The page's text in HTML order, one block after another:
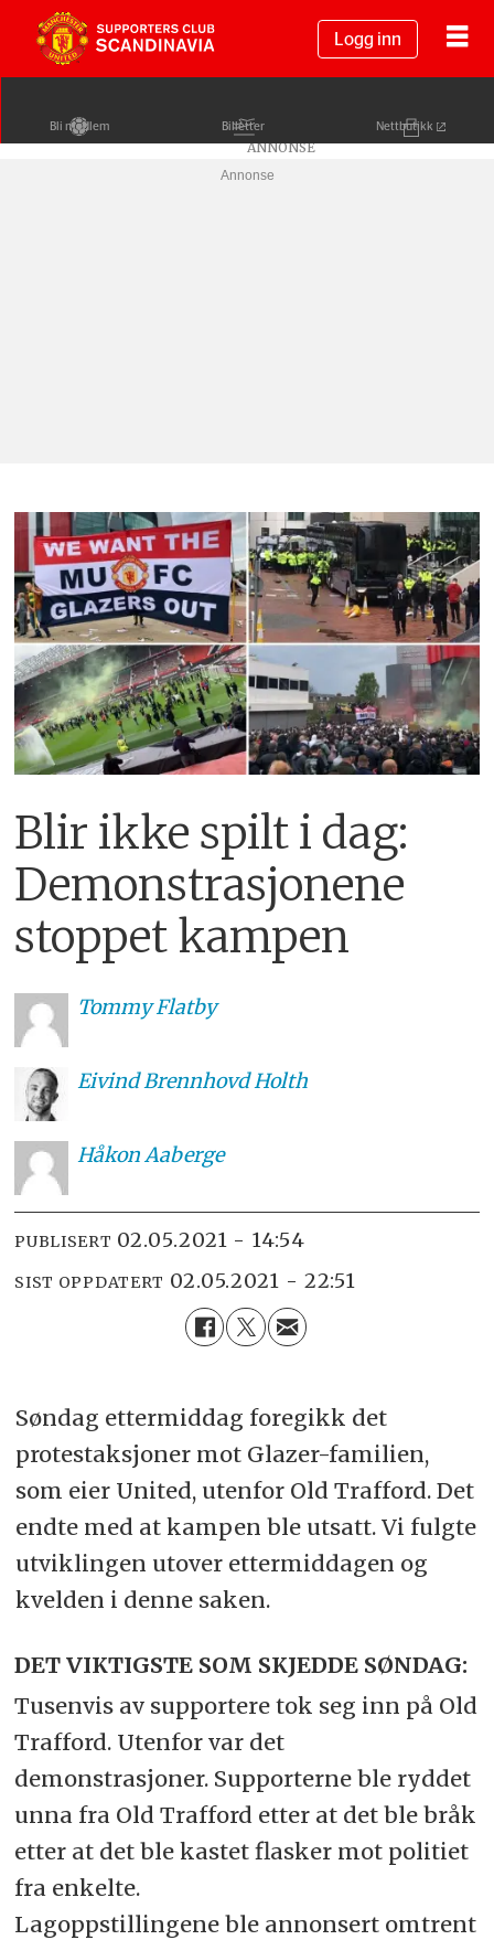
Logg inn
Bli medlem Billetter Nettbutikk
Annonse
Blir ikke spilt i dag:
Demonstrasjonene
stoppet kampen
Tommy Flatby
EivindBrennhovd Holth
HåkonAaberge
PUBLISERT 02.05.2021 - 14:54
SIST OPPDATERT 02.05.2021 - 22:51
Søndag ettermiddag foregikk det
protestaksjoner mot Glazer-familien,
som eier United, utenfor Old Trafford. Det
endte med at kampen ble utsatt. Vi fulgte
utviklingen utover ettermiddagen og
kvelden i denne saken.
DET VIKTIGSTE SOM SKJEDDE SØNDAG:
Tusenvis av supportere tok seg inn på Old
Trafford. Utenfor var det
demonstrasjoner. Supporterne ble ryddet
unna fra Old Trafford etter at det ble bråk
etter at det ble kastet flasker mot politiet
fra enkelte.
Lagoppstillingene ble annonsert omtrent